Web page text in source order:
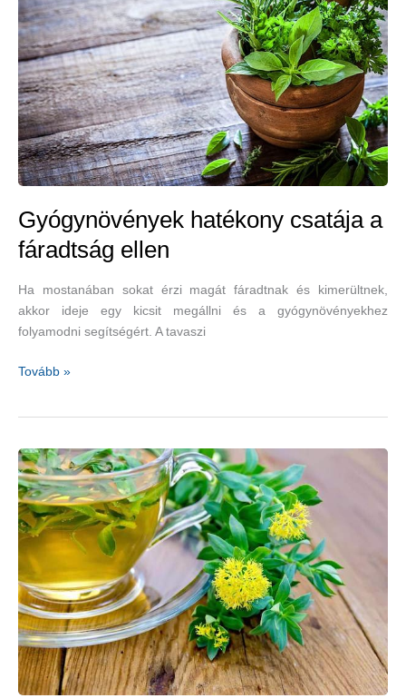
Gyógynövények hatékony csatája a
fáradtság ellen
Ha mostanában sokat érzi magát fáradtnak és kimerültnek,
akkor ideje egy kicsit megállni és a gyógynövényekhez
folyamodni segítségért. A tavaszi
Gyógynövények
fáradtság
ellen
Tovább »